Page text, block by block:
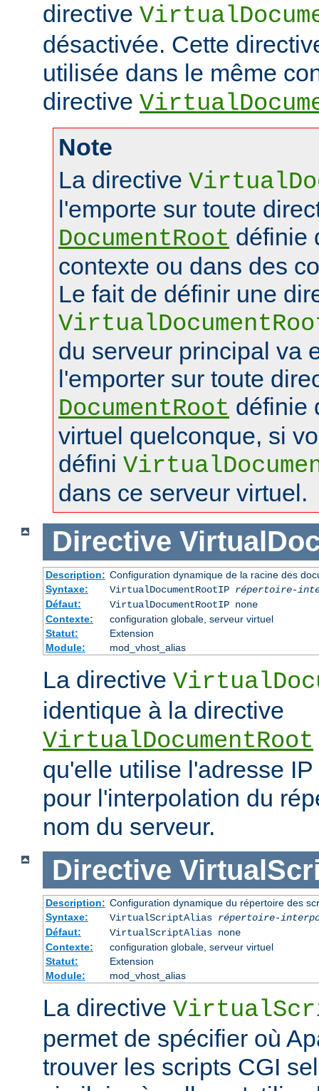
directive
désactivée. Cette
utilisée dans le même
directive
Note
La directive
l'emporte sur toute
DocumentRoot définie
contexte ou dans des
Le fait de définir une
du serveur principal va
l'emporter sur toute
DocumentRoot définie
virtuel quelconque, si
défini
dans ce serveur virtuel.
Directive
Description: Configuration dynamique de la racine des
Syntaxe:
VirtualDocumentRootIP répertoire-
Défaut:
VirtualDocumentRootIP none
Contexte:
configuration globale, serveur virtuel
Statut:
Extension
Module:
mod_vhost_alias
La directive
identique à la directive
VirtualDocumentRoot
qu'elle utilise l'adresse
pour l'interpolation du
nom du serveur.
Directive
Description: Configuration dynamique du répertoire des
Syntaxe:
VirtualScriptAlias répertoire-
Défaut:
VirtualScriptAlias none
Contexte:
configuration globale, serveur virtuel
Statut:
Extension
Module:
mod_vhost_alias
La directive
permet de spécifier où
trouver les scripts CGI